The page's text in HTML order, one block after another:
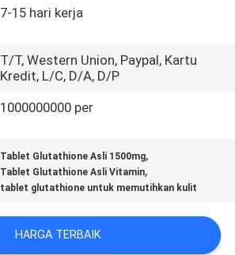
7-15 hari kerja
T/T, Western Union, Paypal, Kartu
Kredit, L/C, D/A, D/P
1000000000 per
Tablet Glutathione Asli 1500mg,
Tablet Glutathione Asli Vitamin,
tablet glutathione untuk memutihkan kulit
HARGA TERBAIK